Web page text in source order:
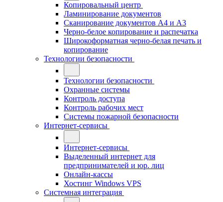
Копировальный центр
Ламинирование документов
Сканирование документов А4 и А3
Черно-белое копирование и распечатка
Широкоформатная черно-белая печать и
копирование
Технологии безопасности
Технологии безопасности
Охранные системы
Контроль доступа
Контроль рабочих мест
Системы пожарной безопасности
Интернет-сервисы
Интернет-сервисы
Выделенный интернет для
предпринимателей и юр. лиц
Онлайн-кассы
Хостинг Windows VPS
Системная интеграция